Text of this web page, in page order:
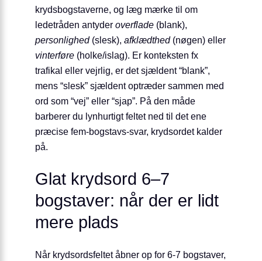
krydsbogstaverne, og læg mærke til om
ledetråden antyder overflade (blank),
personlighed(slesk), afklædthed(nøgen) eller
vinterføre (holke/islag). Er konteksten fx
trafikal eller vejrlig, er det sjældent “blank”,
mens “slesk” sjældent optræder sammen med
ord som “vej” eller “sjap”. På den måde
barberer du lynhurtigt feltet ned til det ene
præcise fem-bogstavs-svar, krydsordet kalder
på.
Glat krydsord 6–7
bogstaver: når der er lidt
mere plads
Når krydsordsfeltet åbner op for 6-7 bogstaver,